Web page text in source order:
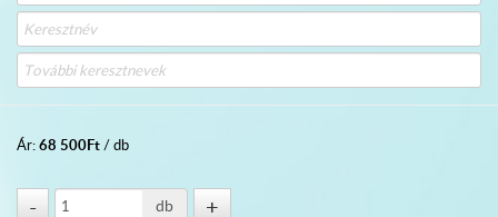
Ár:68 500Ft/ db
db